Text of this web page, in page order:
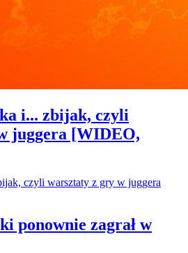
i... zbijak, czyli
juggera [WIDEO,
ponownie zagrał w